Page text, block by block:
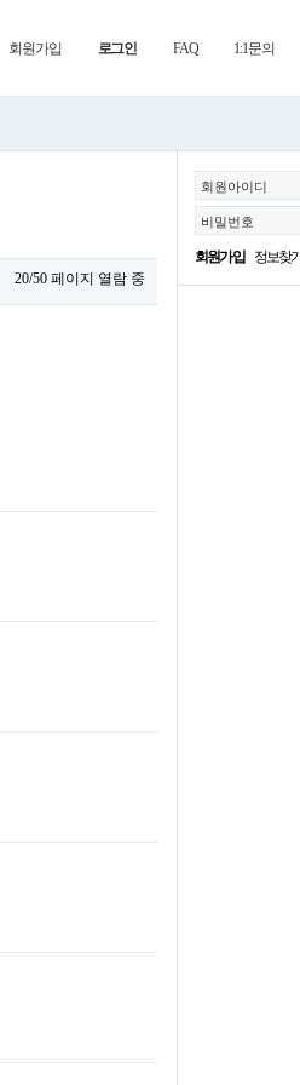
회원가입 로그인 FAQ 1:1문의
회원아이디
비밀번호
회원가입 정보찾기
20/50 페이지 열람 중